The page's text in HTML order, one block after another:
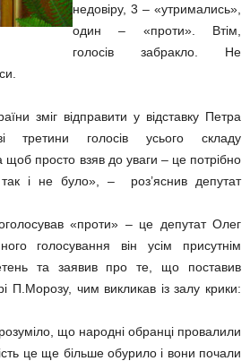
недовіру, 3 – «утримались»,
один – «проти». Втім,
голосів забракло. Не
зміг відправити у відставку Петра
третини голосів усього складу
щоб просто взяв до уваги – це потрібно
так і не було», – роз’яснив депутат
«проти» – це депутат Олег
голосування він усім присутнім
та заявив про те, що поставив
П.Морозу, чим викликав із залу крики:
що народні обранці провалили
це ще більше обурило і вони почали